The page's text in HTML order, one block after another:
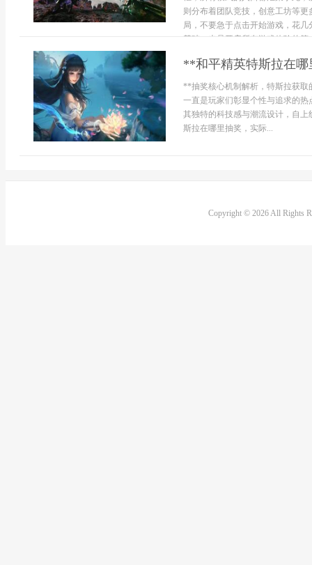
则分布着团队竞技，创意工坊等
局，不要急于点击开始游戏，花
基础，也是开启所有游戏体验的
**和平精英特斯拉在
**抽奖核心机制解析，特斯拉获
一直是玩家们彰显个性与追求的
其独特的科技感与潮流设计，自
斯拉在哪里抽奖，实际...
Copyright © 2026 All Rights